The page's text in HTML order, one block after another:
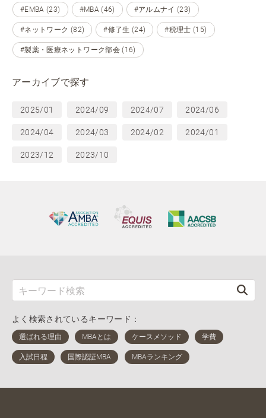
#EMBA (23) #MBA (46) #アルムナイ (23)
#ネットワーク (82) #修了生 (24) #税理士 (15)
#製薬・医療ネットワーク部会 (16)
アーカイブで探す
2025/01 2024/09 2024/07 2024/06
2024/04 2024/03 2024/02 2024/01
2023/12 2023/10
よく検索されているキーワード：